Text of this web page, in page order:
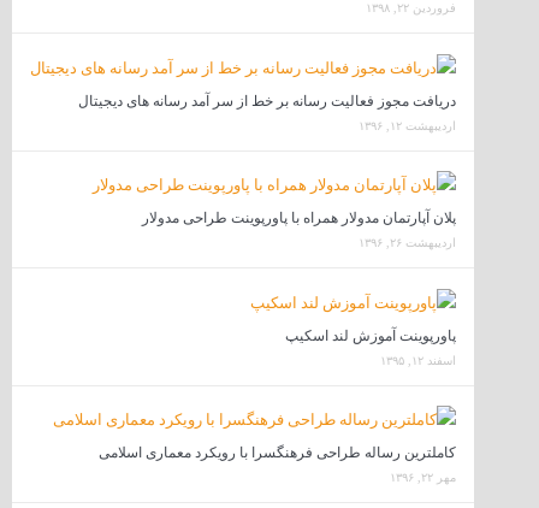
فروردین ۲۲, ۱۳۹۸
دریافت مجوز فعالیت رسانه بر خط از سر آمد رسانه های دیجیتال
اردیبهشت ۱۲, ۱۳۹۶
پلان آپارتمان مدولار همراه با پاورپوینت طراحی مدولار
اردیبهشت ۲۶, ۱۳۹۶
پاورپوینت آموزش لند اسکیپ
اسفند ۱۲, ۱۳۹۵
کاملترین رساله طراحی فرهنگسرا با رویکرد معماری اسلامی
مهر ۲۲, ۱۳۹۶